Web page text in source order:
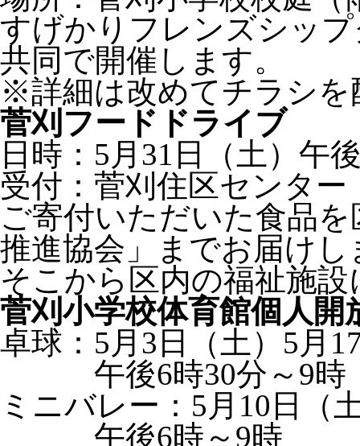
すげかりフレンズシッ
共同で開催します。
※詳細は改めてチラシを
菅刈フードドライブ
日時：5月31日（土）午
受付：菅刈住区センタ
ご寄付いただいた食品
推進協会」までお届けし
そこから区内の福祉施
菅刈小学校体育館個人開
卓球：5月3日（土）5月
午後6時30分～9時
ミニバレー：5月10日（
午後6時～9時